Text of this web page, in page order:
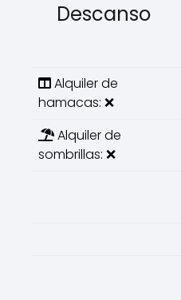
Descanso
Alquiler de
hamacas: ❌
Alquiler de
sombrillas: ❌